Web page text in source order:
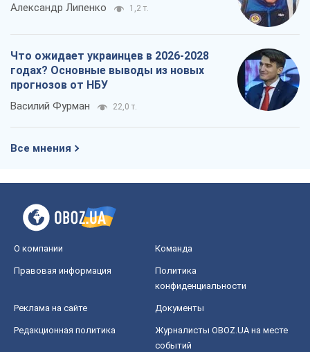
Александр Липенко 1,2 т.
Что ожидает украинцев в 2026-2028
годах? Основные выводы из новых
прогнозов от НБУ
Василий Фурман 22,0 т.
Все мнения
О компании Команда
Правовая информация
Политика
конфиденциальности
Реклама на сайте Документы
Редакционная политика
Журналисты OBOZ.UA на месте
событий